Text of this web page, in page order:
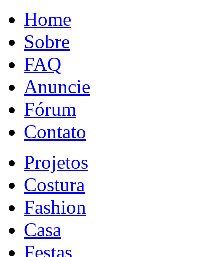
Home
Sobre
FAQ
Anuncie
Fórum
Contato
Projetos
Costura
Fashion
Casa
Festas